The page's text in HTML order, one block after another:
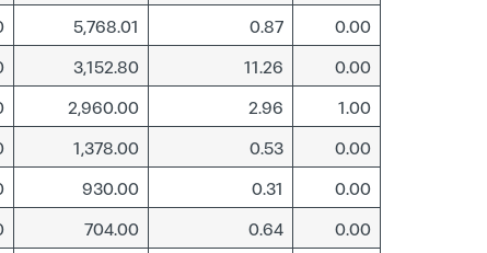
5,768.01 0.87
0.00
3,152.80 11.26
0.00
2,960.00 2.96
1.00
1,378.00 0.53
0.00
930.00 0.31
0.00
704.00 0.64
0.00